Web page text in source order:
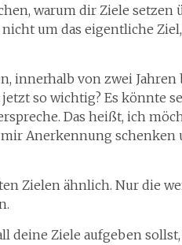
warum dir Ziele setzen
um das eigentliche
innerhalb von zwei
so wichtig? Es könnte
Das heißt, ich
Anerkennung schenken
Zielen ähnlich. Nur die
deine Ziele aufgeben